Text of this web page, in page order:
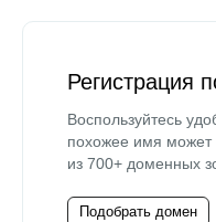
Регистрация
Воспользуйтесь
похожее имя может
из 700+ доменных
Подобрать домен